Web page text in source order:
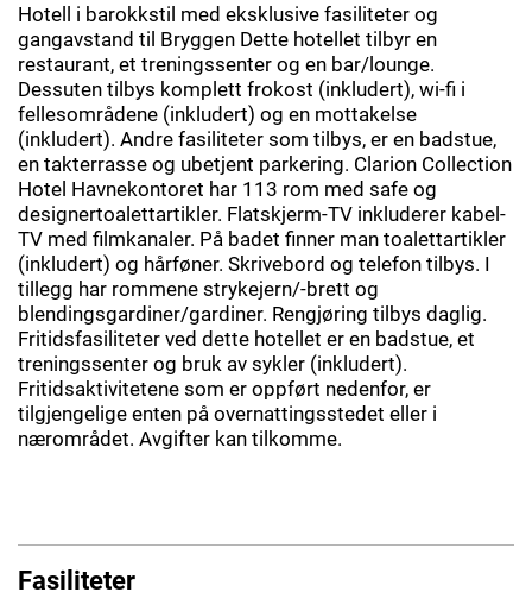
Hotell i barokkstil med eksklusive fasiliteter og
gangavstand til Bryggen Dette hotellet tilbyr en
restaurant, et treningssenter og en bar/lounge.
Dessuten tilbys komplett frokost (inkludert), wi-fi i
fellesområdene (inkludert) og en mottakelse
(inkludert). Andre fasiliteter som tilbys, er en badstue,
en takterrasse og ubetjent parkering. Clarion Collection
Hotel Havnekontoret har 113 rom med safe og
designertoalettartikler. Flatskjerm-TV inkluderer kabel-
TV med filmkanaler. På badet finner man toalettartikler
(inkludert) og hårføner. Skrivebord og telefon tilbys. I
tillegg har rommene strykejern/-brett og
blendingsgardiner/gardiner. Rengjøring tilbys daglig.
Fritidsfasiliteter ved dette hotellet er en badstue, et
treningssenter og bruk av sykler (inkludert).
Fritidsaktivitetene som er oppført nedenfor, er
tilgjengelige enten på overnattingsstedet eller i
nærområdet. Avgifter kan tilkomme.
Fasiliteter